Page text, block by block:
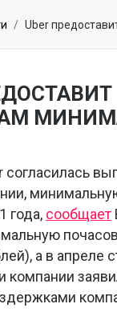
Uber
согласилась
года, сообщает
а в апреле
компании